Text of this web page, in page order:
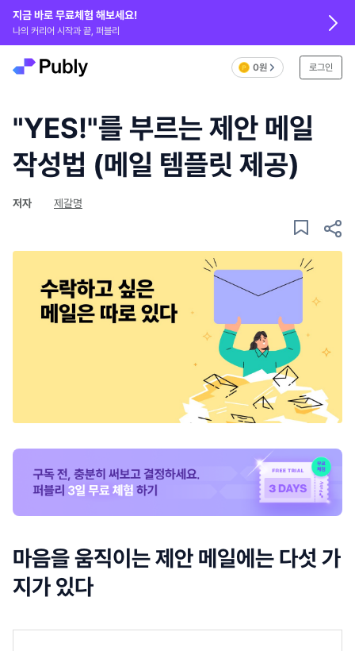
지금 바로 무료체험 해보세요!
나의 커리어 시작과 끝, 퍼블리
0원 로그인
"YES!"를 부르는 제안 메일
작성법 (메일 템플릿 제공)
저자 제갈명
마음을 움직이는 제안 메일에는 다섯 가
지가 있다